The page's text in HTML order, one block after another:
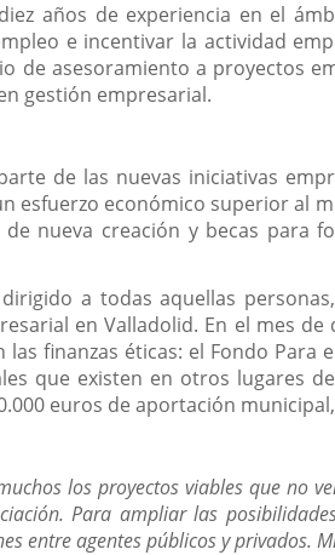
años de experiencia en el
e incentivar la actividad
de asesoramiento a proyectos
gestión empresarial.
de las nuevas iniciativas
económico superior al
nueva creación y becas para
a todas aquellas
en Valladolid. En el mes
finanzas éticas: el Fondo Para
que existen en otros lugares
euros de aportación
los proyectos viables que no
Para ampliar las
entre agentes públicos y privados.